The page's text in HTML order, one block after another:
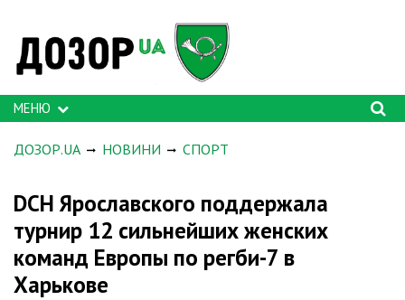
МЕНЮ
ДОЗОР.UA НОВИНИ СПОРТ
DCH Ярославского поддержала
турнир 12 сильнейших женских
команд Европы по регби-7 в
Харькове